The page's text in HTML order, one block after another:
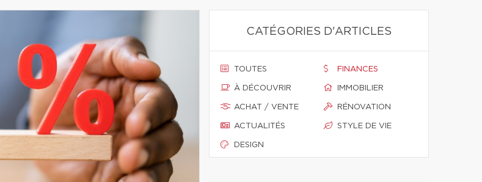
CATÉGORIES D'ARTICLES
TOUTES
À DÉCOUVRIR
ACHAT / VENTE
ACTUALITÉS
DESIGN
FINANCES
IMMOBILIER
RÉNOVATION
STYLE DE VIE